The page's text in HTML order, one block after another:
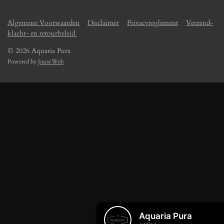
Algemene Voorwaarden Disclaimer Privacyreglement
Verzend-
klacht- en retourbeleid
© 2026 Aquaria Pura
Powered by JouwWeb